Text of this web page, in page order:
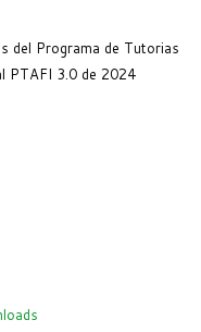
del Programa de Tutorias
PTAFI 3.0 de 2024